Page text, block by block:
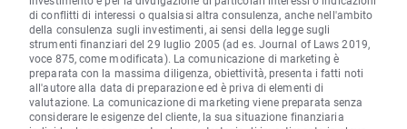
di conflitti di interessi o qualsiasi altra consulenza, anche nell'ambito
della consulenza sugli investimenti, ai sensi della legge sugli
strumenti finanziari del 29 luglio 2005 (ad es. Journal of Laws 2019,
voce 875, come modificata). La comunicazione di marketing è
preparata con la massima diligenza, obiettività, presenta i fatti noti
all'autore alla data di preparazione ed è priva di elementi di
valutazione. La comunicazione di marketing viene preparata senza
considerare le esigenze del cliente, la sua situazione finanziaria